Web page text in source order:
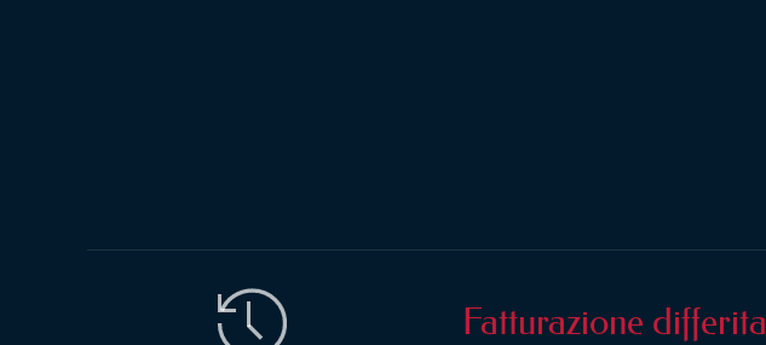
Fatturazione differita